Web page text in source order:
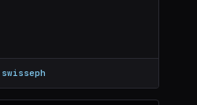
swisseph